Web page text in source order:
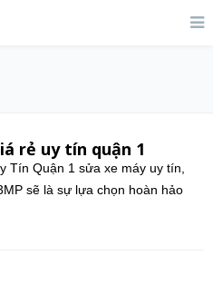
rẻ uy tín quận 1
Tín Quận 1 sửa xe máy uy tín,
sẽ là sự lựa chọn hoàn hảo